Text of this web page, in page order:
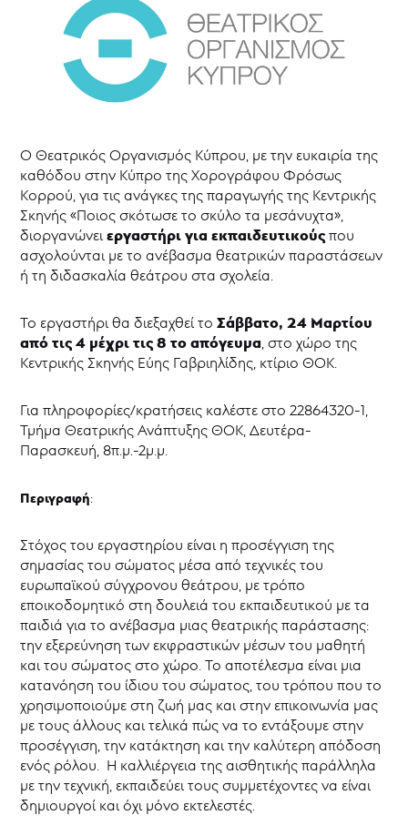
Ο Θεατρικός Οργανισμός Κύπρου, με την ευκαιρία της
καθόδου στην Κύπρο της Χορογράφου Φρόσως
Κορρού, για τις ανάγκες της παραγωγής της Κεντρικής
Σκηνής «Ποιος σκότωσε το σκύλο τα μεσάνυχτα»,
διοργανώνειεργαστήρι για εκπαιδευτικούςπου
ασχολούνται με το ανέβασμα θεατρικών παραστάσεων
ή τη διδασκαλία θεάτρου στα σχολεία.
Το εργαστήρι θα διεξαχθεί τοΣάββατο, 24 Μαρτίου
από τις 4 μέχρι τις 8 το απόγευμα, στο χώρο της
Κεντρικής Σκηνής Εύης Γαβριηλίδης, κτίριο ΘΟΚ.
Για πληροφορίες/κρατήσεις καλέστε στο 22864320-1,
Τμήμα Θεατρικής Ανάπτυξης ΘΟΚ, Δευτέρα-
Παρασκευή, 8π.μ.-2μ.μ.
Περιγραφή:
Στόχος του εργαστηρίου είναι η προσέγγιση της
σημασίας του σώματος μέσα από τεχνικές του
ευρωπαϊκού σύγχρονου θεάτρου, με τρόπο
εποικοδομητικό στη δουλειά του εκπαιδευτικού με τα
παιδιά για το ανέβασμα μιας θεατρικής παράστασης:
την εξερεύνηση των εκφραστικών μέσων του μαθητή
και του σώματος στο χώρο. Το αποτέλεσμα είναι μια
κατανόηση του ίδιου του σώματος, του τρόπου που το
χρησιμοποιούμε στη ζωή μας και στην επικοινωνία μας
με τους άλλους και τελικά πώς να το εντάξουμε στην
προσέγγιση, την κατάκτηση και την καλύτερη απόδοση
ενός ρόλου. Η καλλιέργεια της αισθητικής παράλληλα
με την τεχνική, εκπαιδεύει τους συμμετέχοντες να είναι
δημιουργοί και όχι μόνο εκτελεστές.
Θεατρικό
Μουσείο
Επιχορηγήσεις